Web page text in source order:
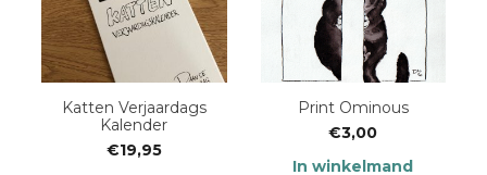
Katten Verjaardags
Kalender
€19,95
Print Ominous
€3,00
In winkelmand